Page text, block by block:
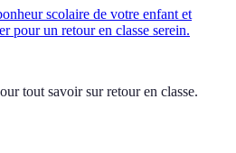
scolaire de votre enfant et
pour un retour en classe serein.
tout savoir sur retour en classe.